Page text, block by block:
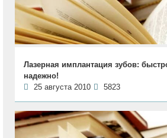
Лазерная имплантация зубов:
надежно!
25 августа 2010
5823